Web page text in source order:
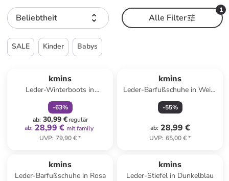
Beliebtheit
1
Alle Filter
SALE Kinder Babys
kmins
Leder-Winterboots in
Dunkelblau
-63%
ab: 30,99 €regulär
ab: 28,99 € mit family
UVP: 79,90 €*
kmins
Leder-Barfußschuhe in Weiß/
Bunt
-55%
ab: 28,99 €
UVP: 65,00 €*
kmins
Leder-Barfußschuhe in Rosa
kmins
Leder-Stiefel in Dunkelblau